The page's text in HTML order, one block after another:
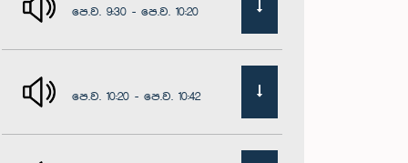
පෙ.ව. 9:30 - පෙ.ව. 10:20
පෙ.ව. 10:20 - පෙ.ව. 10:42